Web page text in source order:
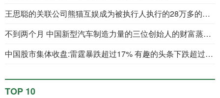
王思聪的关联公司熊猫互娱成为被执行人执行的28万多的标的
不到两个月 中国新型汽车制造力量的三位创始人的财富蒸发了100亿美元
中国股市集体收盘:雷霆暴跌超过17% 有趣的头条下跌超过6%
TOP 10